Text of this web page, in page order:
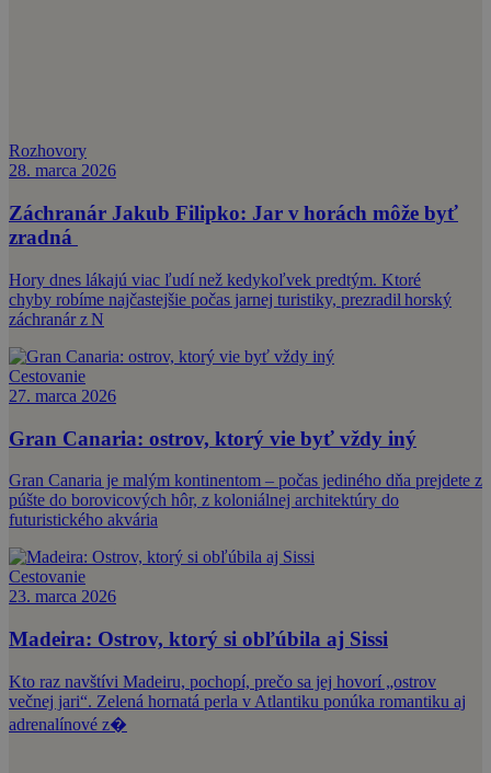
Rozhovory
28. marca 2026
Záchranár Jakub Filipko: Jar v horách môže byť
zradná
Hory dnes lákajú viac ľudí než kedykoľvek predtým. Ktoré
chyby robíme najčastejšie počas jarnej turistiky, prezradil horský
záchranár z N
Cestovanie
27. marca 2026
Gran Canaria: ostrov, ktorý vie byť vždy iný
Gran Canaria je malým kontinentom – počas jediného dňa prejdete z
púšte do borovicových hôr, z koloniálnej architektúry do
futuristického akvária
Cestovanie
23. marca 2026
Madeira: Ostrov, ktorý si obľúbila aj Sissi
Kto raz navštívi Madeiru, pochopí, prečo sa jej hovorí „ostrov
večnej jari“. Zelená hornatá perla v Atlantiku ponúka romantiku aj
adrenalínové z�